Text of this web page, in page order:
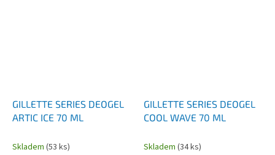
GILLETTE SERIES DEOGEL
ARTIC ICE 70 ML
Skladem (53 ks)
GILLETTE SERIES DEOGEL
COOL WAVE 70 ML
Skladem (34 ks)